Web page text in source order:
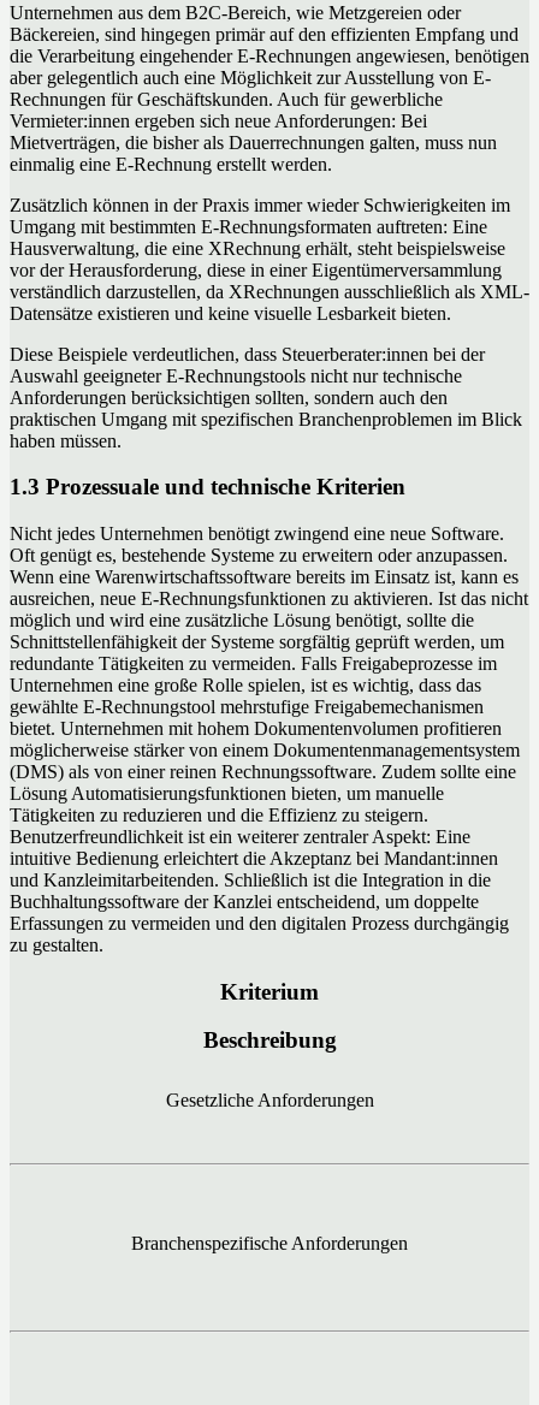
Unternehmen aus dem B2C-Bereich, wie Metzgereien oder
Bäckereien, sind hingegen primär auf den effizienten Empfang und
die Verarbeitung eingehender E-Rechnungen angewiesen, benötigen
aber gelegentlich auch eine Möglichkeit zur Ausstellung von E-
Rechnungen für Geschäftskunden. Auch für gewerbliche
Vermieter:innen ergeben sich neue Anforderungen: Bei
Mietverträgen, die bisher als Dauerrechnungen galten, muss nun
einmalig eine E-Rechnung erstellt werden.
Zusätzlich können in der Praxis immer wieder Schwierigkeiten im
Umgang mit bestimmten E-Rechnungsformaten auftreten: Eine
Hausverwaltung, die eine XRechnung erhält, steht beispielsweise
vor der Herausforderung, diese in einer Eigentümerversammlung
verständlich darzustellen, da XRechnungen ausschließlich als XML-
Datensätze existieren und keine visuelle Lesbarkeit bieten.
Diese Beispiele verdeutlichen, dass Steuerberater:innen bei der
Auswahl geeigneter E-Rechnungstools nicht nur technische
Anforderungen berücksichtigen sollten, sondern auch den
praktischen Umgang mit spezifischen Branchenproblemen im Blick
haben müssen.
1.3 Prozessuale und technische Kriterien
Nicht jedes Unternehmen benötigt zwingend eine neue Software.
Oft genügt es, bestehende Systeme zu erweitern oder anzupassen.
Wenn eine Warenwirtschaftssoftware bereits im Einsatz ist, kann es
ausreichen, neue E-Rechnungsfunktionen zu aktivieren. Ist das nicht
möglich und wird eine zusätzliche Lösung benötigt, sollte die
Schnittstellenfähigkeit der Systeme sorgfältig geprüft werden, um
redundante Tätigkeiten zu vermeiden. Falls Freigabeprozesse im
Unternehmen eine große Rolle spielen, ist es wichtig, dass das
gewählte E-Rechnungstool mehrstufige Freigabemechanismen
bietet. Unternehmen mit hohem Dokumentenvolumen profitieren
möglicherweise stärker von einem Dokumentenmanagementsystem
(DMS) als von einer reinen Rechnungssoftware. Zudem sollte eine
Lösung Automatisierungsfunktionen bieten, um manuelle
Tätigkeiten zu reduzieren und die Effizienz zu steigern.
Benutzerfreundlichkeit ist ein weiterer zentraler Aspekt: Eine
intuitive Bedienung erleichtert die Akzeptanz bei Mandant:innen
und Kanzleimitarbeitenden. Schließlich ist die Integration in die
Buchhaltungssoftware der Kanzlei entscheidend, um doppelte
Erfassungen zu vermeiden und den digitalen Prozess durchgängig
zu gestalten.
Kriterium
Beschreibung
Gesetzliche Anforderungen
Branchenspezifische Anforderungen